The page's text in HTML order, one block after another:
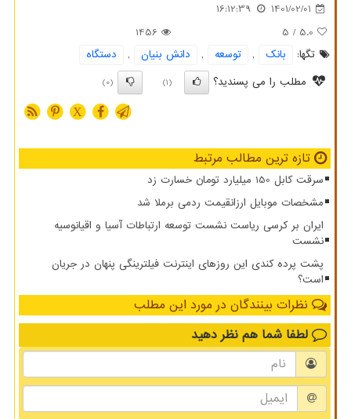
1401/02/01
16:12:39
5.0
/ 5
1456
تگها:
بانك , توسعه , دانش بنیان ,
دستگاه
مطلب را می پسندید؟
(1)
(0)
X
تازه ترین مطالب مرتبط
سرقت کابل 150 میلیارد تومان خسارت زد
مشخصات موبایل ارزانقیمت ردمی برملا شد
ایران بر کرسی ریاست نشست توسعه ارتباطات آسیا و اقیانوسیه
نشست
پشت پرده کندی این روزهای اینترنت فیلترینگی پنهان در جریان
است؟
نظرات بینندگان در مورد این مطلب
لطفا شما هم نظر دهید